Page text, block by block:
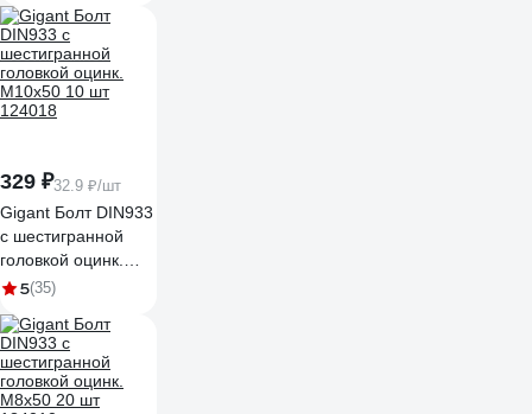
329 ₽32.9 ₽/шт
Gigant Болт DIN933
с шестигранной
головкой оцинк.
М10x50 10 шт
5(35)